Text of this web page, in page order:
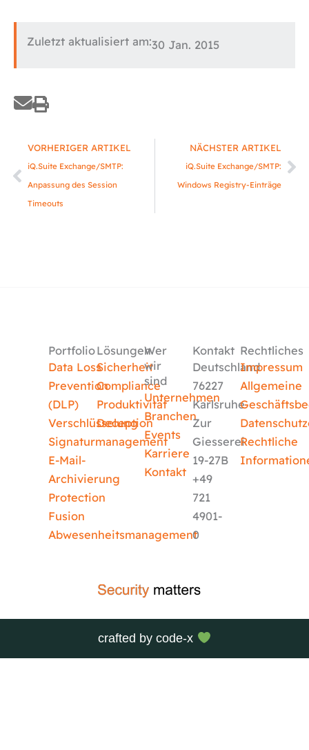
Zuletzt aktualisiert am:30 Jan. 2015
Zurück
VORHERIGER ARTIKEL
iQ.Suite Exchange/SMTP:
Anpassung des Session
Timeouts
NÄCHSTER ARTIKEL
iQ.Suite Exchange/SMTP:
Windows Registry-Einträge
Portfolio
Data Loss
Prevention
(DLP)
Verschlüsselung
Signaturmanagement
E-Mail-
Archivierung
Protection
Fusion
Abwesenheitsmanagement
Lösungen
Sicherheit
Compliance
Produktivität
Deception
Wer
wir
sind
Unternehmen
Branchen
Events
Karriere
Kontakt
Kontakt
Deutschland
76227
Karlsruhe
Zur
Giesserei
19-27B
+49
721
4901-
0
Rechtliches
Impressum
Allgemeine
Rechtliche
crafted bycode-x